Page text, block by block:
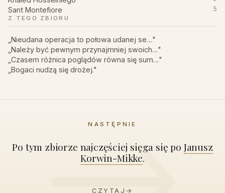
Sant Montefiore
5
Z TEGO ZBIORU
„Nieudana operacja to połowa udanej se…"
„Należy być pewnym przynajmniej swoich…"
„Czasem różnica poglądów równa się sum…"
„Bogaci nudzą się drożej."
NASTĘPNIE
Po tym zbiorze najczęściej sięga się po Janusz
Korwin-Mikke.
CZYTAJ →